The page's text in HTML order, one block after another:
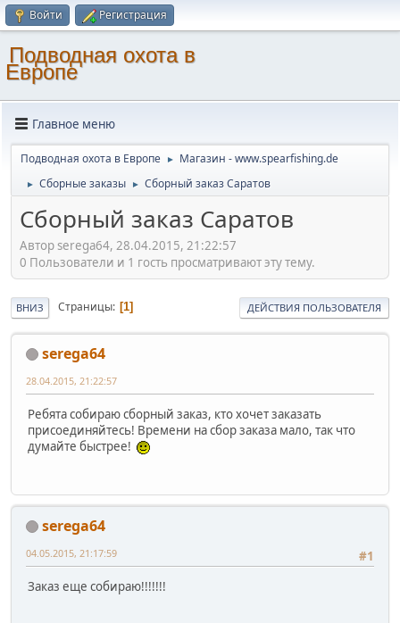
Войти Регистрация
Подводная охота в
Европе
Главное меню
Подводная охота в Европе ► Магазин - www.spearfishing.de
► Сборные заказы ► Сборный заказ Саратов
Сборный заказ Саратов
Автор serega64, 28.04.2015, 21:22:57
0 Пользователи и 1 гость просматривают эту тему.
ВНИЗ Страницы 1 ДЕЙСТВИЯ ПОЛЬЗОВАТЕЛЯ
serega64
28.04.2015, 21:22:57
Ребята собираю сборный заказ, кто хочет заказать
присоединяйтесь! Времени на сбор заказа мало, так что
думайте быстрее!
serega64
#1
04.05.2015, 21:17:59
Заказ еще собираю!!!!!!!